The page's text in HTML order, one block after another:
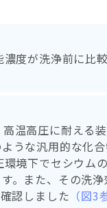
度が洗浄前に比
温高圧に耐える
うな汎用的な化
境下でセシウム
。また、その洗浄
認しました （図3